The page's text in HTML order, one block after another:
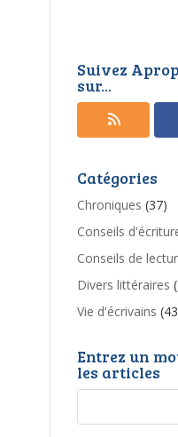
Suivez
sur...
Catégories
Chroniques (37)
Conseils
Conseils de
Divers littéraires
Vie d'écrivains
Entrez un
les articles